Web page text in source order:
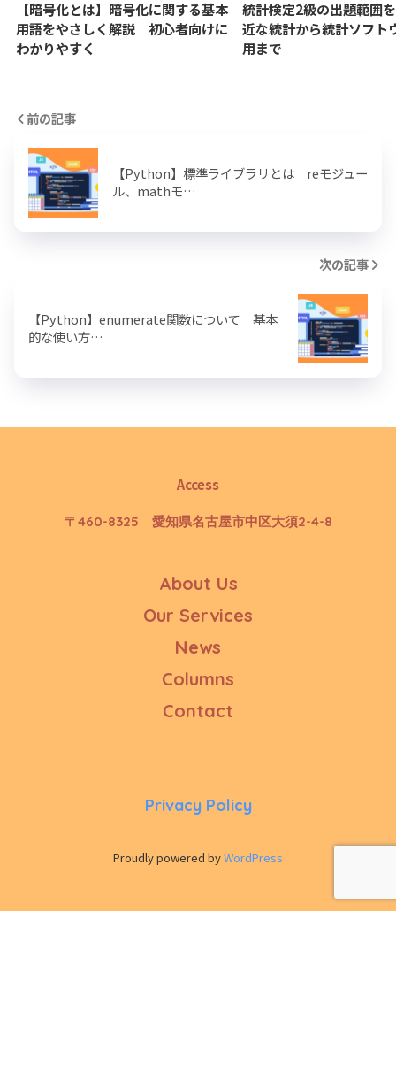
【暗号化とは】暗号化に関する基本
用語をやさしく解説 初心者向けに
わかりやすく
統計検定2級の出題範囲
近な統計から統計ソフト
用まで
前の記事
【Python】標準ライブラリとは reモジュー
ル、mathモ…
次の記事
【Python】enumerate関数について 基本
的な使い方…
Access
〒460-8325 愛知県名古屋市中区大須2-4-8
About Us
Our Services
News
Columns
Contact
Privacy Policy
Proudly powered byWordPress